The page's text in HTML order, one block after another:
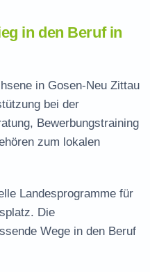
in den Beruf in
in Gosen-Neu Zittau
bei der
Bewerbungstraining
zum lokalen
Landesprogramme für
Die
Wege in den Beruf